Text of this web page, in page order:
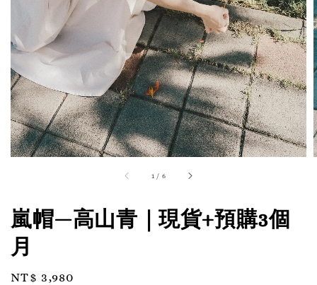
1 / 6
嵐帽—高山青｜現貨+預購3個
月
Regular
NT$ 3,980